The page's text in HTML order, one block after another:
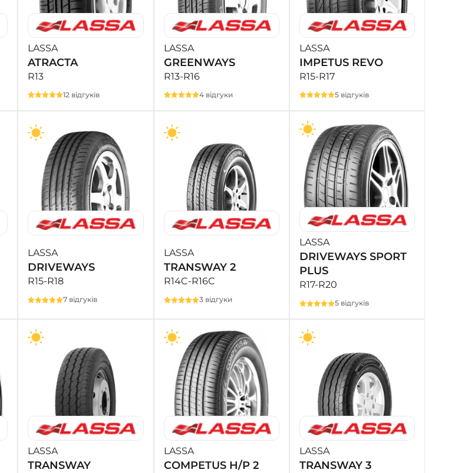
- на Калиновій
+38 (077) 7-184-184
+38 (050)-911-911-2
+38 (099)-643-33-77
+38 (068)-923-74-19
- Калинова
LASSA
ATRACTA
R13
12 відгуків
LASSA
GREENWAYS
R13-R16
4 відгуки
LASSA
IMPETUS REVO
R15-R17
5 відгуків
LASSA
DRIVEWAYS
R15-R18
7 відгуків
LASSA
TRANSWAY 2
R14C-R16C
3 відгуки
LASSA
DRIVEWAYS SPORT
PLUS
R17-R20
5 відгуків
LASSA
TRANSWAY
LASSA
COMPETUS H/P 2
LASSA
TRANSWAY 3